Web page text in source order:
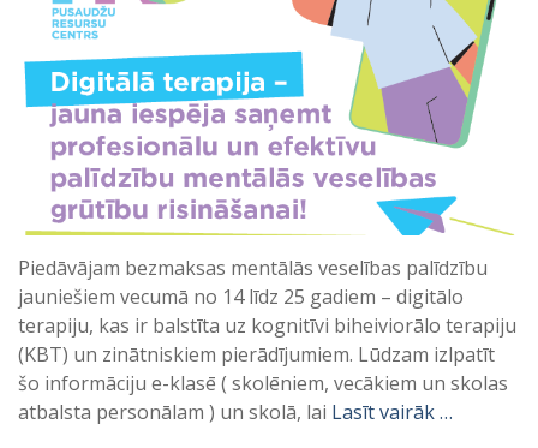
Piedāvājam bezmaksas mentālās veselības palīdzību
jauniešiem vecumā no 14 līdz 25 gadiem – digitālo
terapiju, kas ir balstīta uz kognitīvi biheiviorālo terapiju
(KBT) un zinātniskiem pierādījumiem. Lūdzam izlpatīt
šo informāciju e-klasē ( skolēniem, vecākiem un skolas
atbalsta personālam ) un skolā, lai Lasīt vairāk …